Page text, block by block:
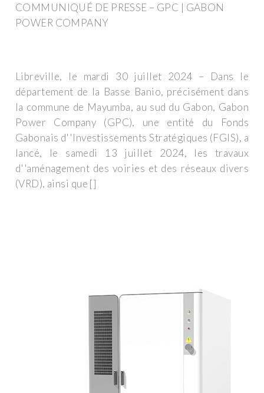
COMMUNIQUÉ DE PRESSE – GPC | GABON
POWER COMPANY
Libreville, le mardi 30 juillet 2024 – Dans le
département de la Basse Banio, précisément dans
la commune de Mayumba, au sud du Gabon, Gabon
Power Company (GPC), une entité du Fonds
Gabonais d''Investissements Stratégiques (FGIS), a
lancé, le samedi 13 juillet 2024, les travaux
d''aménagement des voiries et des réseaux divers
(VRD), ainsi que []